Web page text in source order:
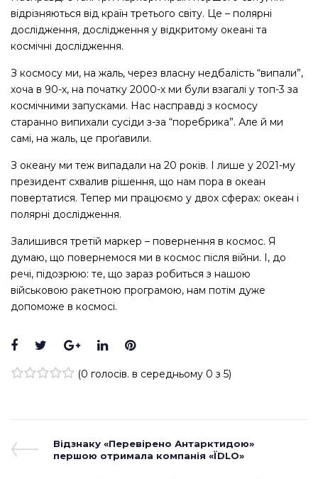
відрізняються від країн третього світу. Це – полярні
дослідження, дослідження у відкритому океані та
космічні дослідження.
З космосу ми, на жаль, через власну недбалість “випали”,
хоча в 90-х, на початку 2000-х ми були взагалі у топ-3 за
космічними запусками. Нас насправді з космосу
старанно випихали сусіди з-за “поребрика”. Але й ми
самі, на жаль, це проґавили.
З океану ми теж випадали на 20 років. І лише у 2021-му
президент схвалив рішення, що нам пора в океан
повертатися. Тепер ми працюємо у двох сферах: океан і
полярні дослідження.
Залишився третій маркер – повернення в космос. Я
думаю, що повернемося ми в космос після війни. І, до
речі, підозрюю: те, що зараз робиться з нашою
військовою ракетною програмою, нам потім дуже
допоможе в космосі.
Facebook
TwitterGoogle+
LinkedInPinterest
(0 голосів. в середньому 0 з 5)
Навігація
записів
Previous
Post
Відзнаку «Перевірено Антарктидою»
першою отримала компанія «ЇDLO»